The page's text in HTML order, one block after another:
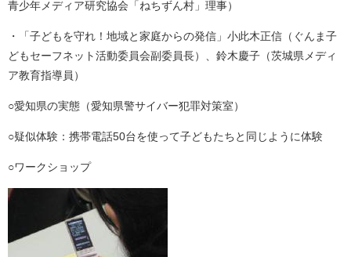
青少年メディア研究協会「ねちずん村」理事）
・「子どもを守れ！地域と家庭からの発信」小此木正信（ぐんま子
どもセーフネット活動委員会副委員長）、鈴木慶子（茨城県メディ
ア教育指導員）
○愛知県の実態（愛知県警サイバー犯罪対策室）
○疑似体験：携帯電話50台を使って子どもたちと同じように体験
○ワークショップ